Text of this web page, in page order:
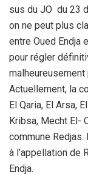
sus du JO du 23
on ne peut plus
entre Oued Endja
pour régler
malheureusement
Actuellement, la
El Qaria, El Arsa,
Kribsa, Mecht El-
commune
à l’appellation de
Endja.